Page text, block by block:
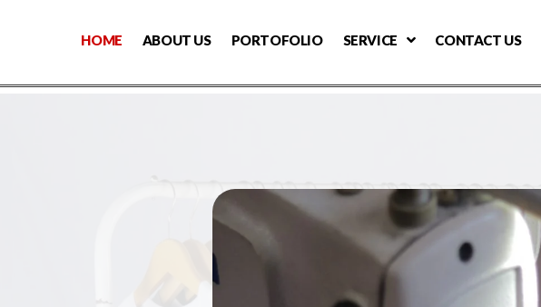
HOME ABOUT US PORTOFOLIO SERVICE CONTACT US